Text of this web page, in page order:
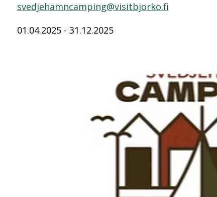
svedjehamncamping@visitbjorko.fi
01.04.2025 - 31.12.2025